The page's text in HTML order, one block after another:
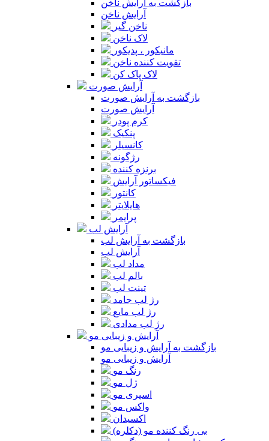
بازگشت به آرایش ناخن
آرایش ناخن
ناخن گیر
لاک ناخن
مانیکور ، پدیکور
تقویت کننده ناخن
لاک پاک کن
آرایش صورت
بازگشت به آرایش صورت
آرایش صورت
کرم پودر
پنکیک
کانسیلر
رژگونه
برنزه کننده
فیکساتور آرایش
کانتور
هایلایتر
پرایمر
آرایش لب
بازگشت به آرایش لب
آرایش لب
مداد لب
بالم لب
تینت لب
رژ لب جامد
رژ لب مایع
رژ لب مدادی
آرایش و زیبایی مو
بازگشت به آرایش و زیبایی مو
آرایش و زیبایی مو
رنگ مو
ژل مو
اسپری مو
واکس مو
اکسیدان
بی رنگ کننده مو (دکلره)